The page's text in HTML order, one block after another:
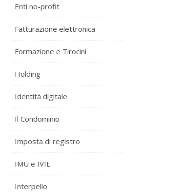
Enti no-profit
Fatturazione elettronica
Formazione e Tirocini
Holding
Identità digitale
Il Condominio
Imposta di registro
IMU e IVIE
Interpello